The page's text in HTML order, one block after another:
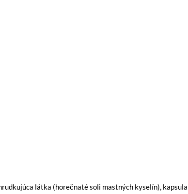
látka (horečnaté soli mastných kyselín), kapsula